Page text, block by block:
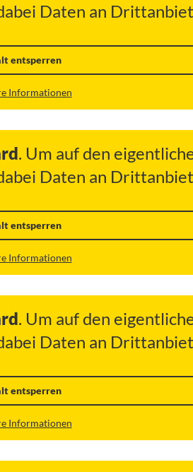
Daten an
entsperren
Informationen
. Um auf den
Daten an
entsperren
Informationen
. Um auf den
Daten an
entsperren
Informationen